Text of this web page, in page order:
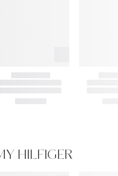
HILFIGER